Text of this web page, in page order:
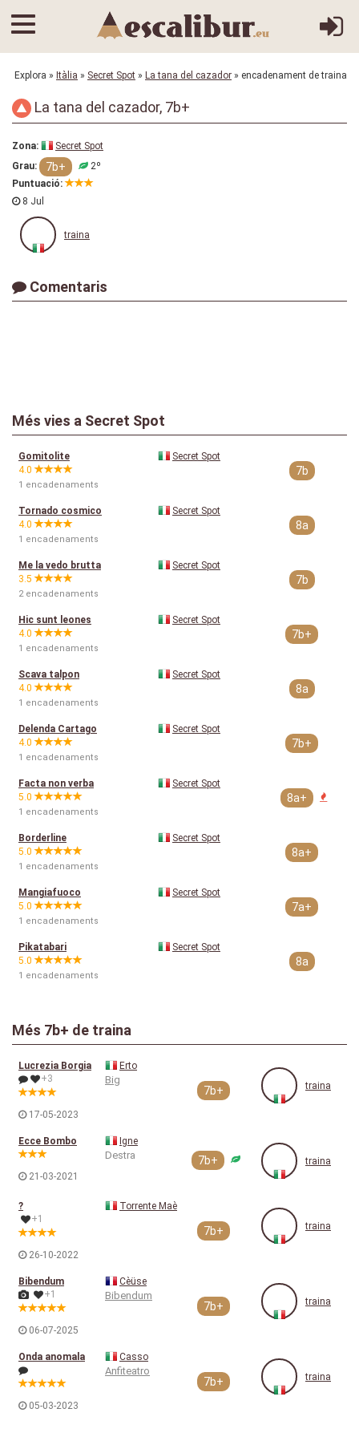
Explora » Itàlia » Secret Spot » La tana del cazador » encadenament de traina
La tana del cazador, 7b+
Zona:
Secret Spot
Grau:
7b+
2º
Puntuació:
8 Jul
traina
Comentaris
Més vies a Secret Spot
Gomitolite
4.0
1 encadenaments
Secret Spot
7b
Tornado cosmico
4.0
1 encadenaments
Secret Spot
8a
Me la vedo brutta
3.5
2 encadenaments
Secret Spot
7b
Hic sunt leones
4.0
1 encadenaments
Secret Spot
7b+
Scava talpon
4.0
1 encadenaments
Secret Spot
8a
Delenda Cartago
4.0
1 encadenaments
Secret Spot
7b+
Facta non verba
5.0
1 encadenaments
Secret Spot
8a+
Borderline
5.0
1 encadenaments
Secret Spot
8a+
Mangiafuoco
5.0
1 encadenaments
Secret Spot
7a+
Pikatabari
5.0
1 encadenaments
Secret Spot
8a
Més 7b+ de traina
Lucrezia Borgia
+3
17-05-2023
Erto
Big
7b+ traina
Ecce Bombo
21-03-2021
Igne
Destra 7b+ traina
?
+1
26-10-2022
Torrente Maè
7b+ traina
Bibendum
+1
06-07-2025
Cèüse
Bibendum
7b+ traina
Onda anomala
05-03-2023
Casso
Anfiteatro
7b+ traina